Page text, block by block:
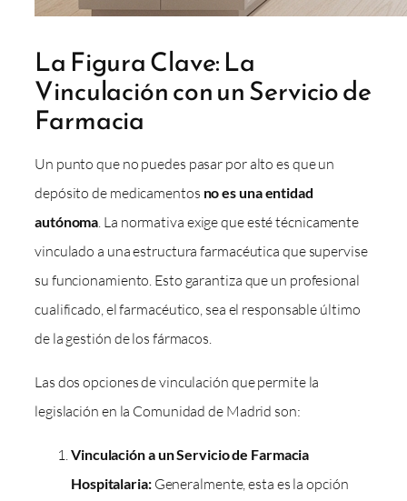
La Figura Clave: La
Vinculación con un Servicio de
Farmacia
Un punto que no puedes pasar por alto es que un
depósito de medicamentos no es una entidad
autónoma . La normativa exige que esté técnicamente
vinculado a una estructura farmacéutica que supervise
su funcionamiento. Esto garantiza que un profesional
cualificado, el farmacéutico, sea el responsable último
de la gestión de los fármacos.
Las dos opciones de vinculación que permite la
legislación en la Comunidad de Madrid son:
Vinculación a un Servicio de Farmacia
Hospitalaria:Generalmente, esta es la opción